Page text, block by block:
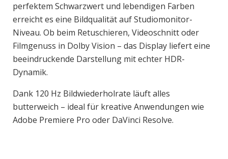
perfektem Schwarzwert und lebendigen Farben
erreicht es eine Bildqualität auf Studiomonitor-
Niveau. Ob beim Retuschieren, Videoschnitt oder
Filmgenuss in Dolby Vision – das Display liefert eine
beeindruckende Darstellung mit echter HDR-
Dynamik.
Dank 120 Hz Bildwiederholrate läuft alles
butterweich – ideal für kreative Anwendungen wie
Adobe Premiere Pro oder DaVinci Resolve.